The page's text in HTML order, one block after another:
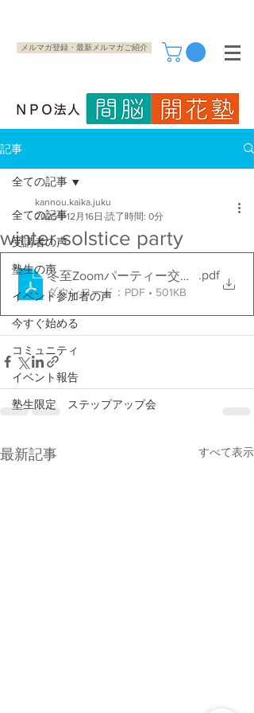
メルマガ登録・最新メルマガご紹介
記事
全ての記事
受講者の声
塾生の声
イベント参加者の声
今すぐ始める
コミュニティ
イベント報告
塾生限定 ステップアップ会
全ての記事
winter solstice party
kannou.kaika.juku
2025年12月16日 読了時間: 0分
冬至Zoomパーティー交流会.pdf
ダウンロード：PDF • 501KB
最新記事 すべて表示